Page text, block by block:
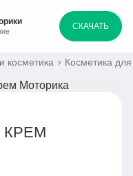
СКАЧАТЬ
косметика Косметика для